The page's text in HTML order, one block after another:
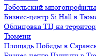
Тобольский
Бизнес-центр Si Hall в
Облицовка ТЦ на
Тюмени
Площадь Победы в